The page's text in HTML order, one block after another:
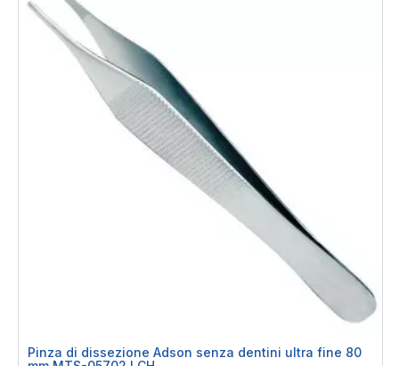
Pinza di dissezione Adson senza dentini ultra fine 80